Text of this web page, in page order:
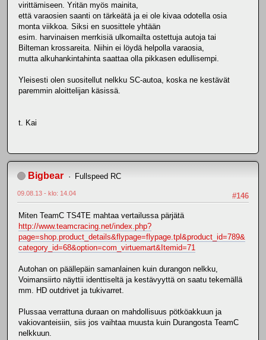
virittämiseen. Yritän myös mainita,
että varaosien saanti on tärkeätä ja ei ole kivaa odotella osia
monta viikkoa. Siksi en suosittele yhtään
esim. harvinaisen merrkisiä ulkomailta ostettuja autoja tai
Bilteman krossareita. Niihin ei löydä helpolla varaosia,
mutta alkuhankintahinta saattaa olla pikkasen edullisempi.
Yleisesti olen suositellut nelkku SC-autoa, koska ne kestävät
paremmin aloittelijan käsissä.
t. Kai
Bigbear Fullspeed RC
#146
09.08.13 - klo: 14.04
Miten TeamC TS4TE mahtaa vertailussa pärjätä
http://www.teamcracing.net/index.php?
page=shop.product_details&flypage=flypage.tpl&product_id=789&
category_id=68&option=com_virtuemart&Itemid=71
Autohan on päällepäin samanlainen kuin durangon nelkku,
Voimansiirto näyttii identtiseltä ja kestävyyttä on saatu tekemällä
mm. HD outdrivet ja tukivarret.
Plussaa verrattuna duraan on mahdollisuus pötköakkuun ja
vakiovanteisiin, siis jos vaihtaa muusta kuin Durangosta TeamC
nelkkuun.